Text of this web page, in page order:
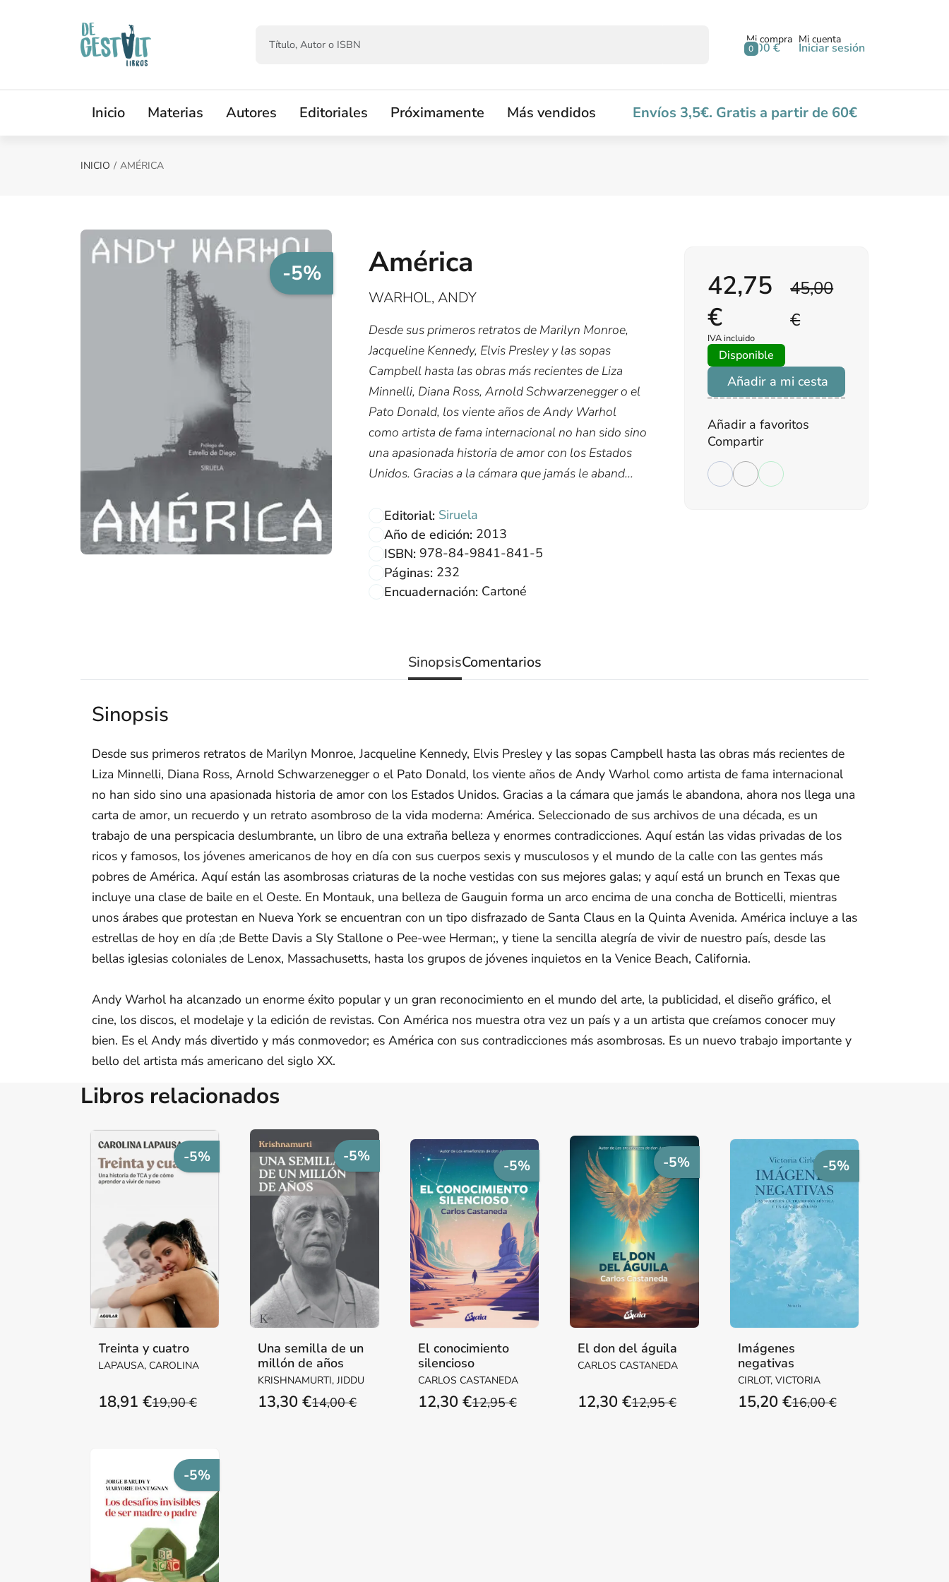
0
Mi compra
0,00 €
Mi cuenta
Iniciar sesión
Inicio Materias Autores Editoriales Próximamente Más vendidos Envíos 3,5€. Gratis a partir de 60€
INICIO AMÉRICA
-5% América
WARHOL, ANDY
Desde sus primeros retratos de ­Marilyn Monroe,
Jacqueline Kennedy, Elvis Presley y las sopas
Campbell hasta las obras más recientes de Liza
Minnelli, Diana Ross, Arnold Schwarzenegger o el
Pato Donald, los viente años de Andy Warhol
como artista de fama internacional no han sido sino
una apasionada historia de amor con los Estados
Unidos. Gracias a la cámara que jamás le aband...
Editorial: Siruela
Año de edición: 2013
ISBN: 978-84-9841-841-5
Páginas: 232
Encuadernación: Cartoné
45,00
€
42,75
€
IVA incluido
Disponible
Añadir a mi cesta
Añadir a favoritos
Compartir
SinopsisComentarios
Sinopsis
Desde sus primeros retratos de ­Marilyn Monroe, Jacqueline Kennedy, Elvis Presley y las sopas Campbell hasta las obras más recientes de
Liza Minnelli, Diana Ross, Arnold Schwarzenegger o el Pato Donald, los viente años de Andy Warhol como artista de fama internacional
no han sido sino una apasionada historia de amor con los Estados Unidos. Gracias a la cámara que jamás le abandona, ahora nos llega una
carta de amor, un recuerdo y un retrato asombroso de la vida moderna: América. Seleccionado de sus archivos de una década, es un
trabajo de una perspicacia deslumbrante, un libro de una extraña belleza y enormes contradicciones. Aquí están las vidas privadas de los
ricos y famosos, los jóvenes americanos de hoy en día con sus cuerpos sexis y musculosos y el mundo de la calle con las gentes más
pobres de América. Aquí están las asombrosas criaturas de la noche vestidas con sus mejores galas; y aquí está un brunch en Texas que
incluye una clase de baile en el Oeste. En Montauk, una belleza de Gauguin forma un arco encima de una concha de Botticelli, mientras
unos árabes que protestan en Nueva York se encuentran con un tipo disfrazado de Santa Claus en la Quinta Avenida. América incluye a las
estrellas de hoy en día ;de Bette Davis a Sly Stallone o Pee-wee Herman;, y tiene la sencilla alegría de vivir de nuestro país, desde las
bellas iglesias coloniales de Lenox, Massachusetts, hasta los grupos de jóvenes inquietos en la Venice Beach, California.
Andy Warhol ha alcanzado un enorme éxito popular y un gran reconocimiento en el mundo del arte, la publicidad, el diseño gráfico, el
cine, los discos, el modelaje y la edición de revistas. Con América nos muestra otra vez un país y a un artista que creíamos conocer muy
bien. Es el Andy más divertido y más conmovedor; es América con sus contradicciones más asombrosas. Es un nuevo trabajo importante y
bello del artista más americano del siglo XX.
Libros relacionados
-5%
Treinta y cuatro
LAPAUSA, CAROLINA
19,90 €
18,91 €
-5%
Una semilla de un
millón de años
KRISHNAMURTI, JIDDU
14,00 €
13,30 €
-5%
El conocimiento
silencioso
CARLOS CASTANEDA
12,95 €
12,30 €
-5%
El don del águila
CARLOS CASTANEDA
12,95 €
12,30 €
-5%
Imágenes
negativas
CIRLOT, VICTORIA
16,00 €
15,20 €
-5%